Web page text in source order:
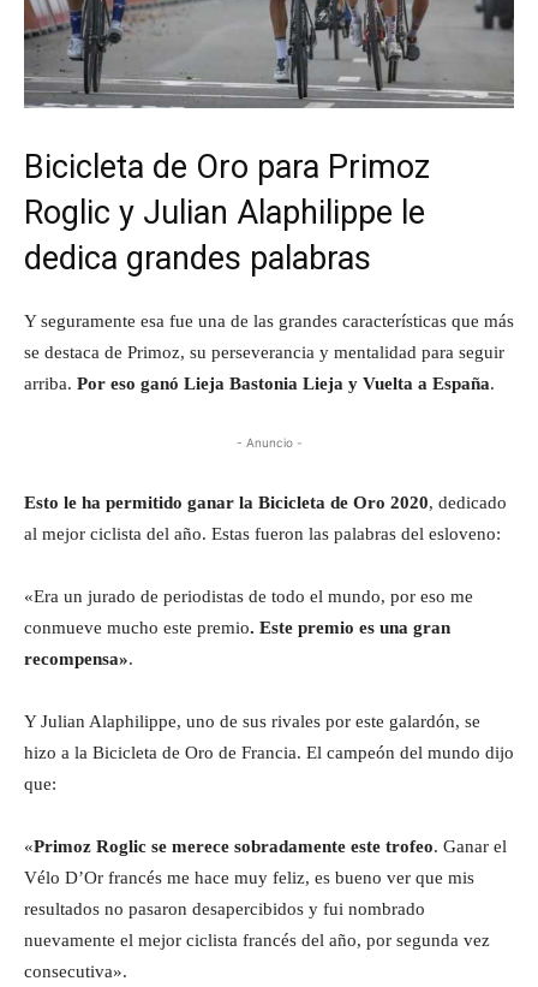
Bicicleta de Oro para Primoz
Roglic y Julian Alaphilippe le
dedica grandes palabras
Y seguramente esa fue una de las grandes características que más
se destaca de Primoz, su perseverancia y mentalidad para seguir
arriba. Por eso ganó Lieja Bastonia Lieja y Vuelta a España.
- Anuncio -
Esto le ha permitido ganar la Bicicleta de Oro 2020, dedicado
al mejor ciclista del año. Estas fueron las palabras del esloveno:
«Era un jurado de periodistas de todo el mundo, por eso me
conmueve mucho este premio. Este premio es una gran
recompensa».
Y Julian Alaphilippe, uno de sus rivales por este galardón, se
hizo a la Bicicleta de Oro de Francia. El campeón del mundo dijo
que:
«Primoz Roglic se merece sobradamente este trofeo. Ganar el
Vélo D’Or francés me hace muy feliz, es bueno ver que mis
resultados no pasaron desapercibidos y fui nombrado
nuevamente el mejor ciclista francés del año, por segunda vez
consecutiva».